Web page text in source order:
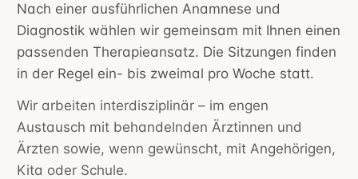
Nach einer ausführlichen Anamnese und
Diagnostik wählen wir gemeinsam mit Ihnen einen
passenden Therapieansatz. Die Sitzungen finden
in der Regel ein- bis zweimal pro Woche statt.
Wir arbeiten interdisziplinär – im engen
Austausch mit behandelnden Ärztinnen und
Ärzten sowie, wenn gewünscht, mit Angehörigen,
Kita oder Schule.